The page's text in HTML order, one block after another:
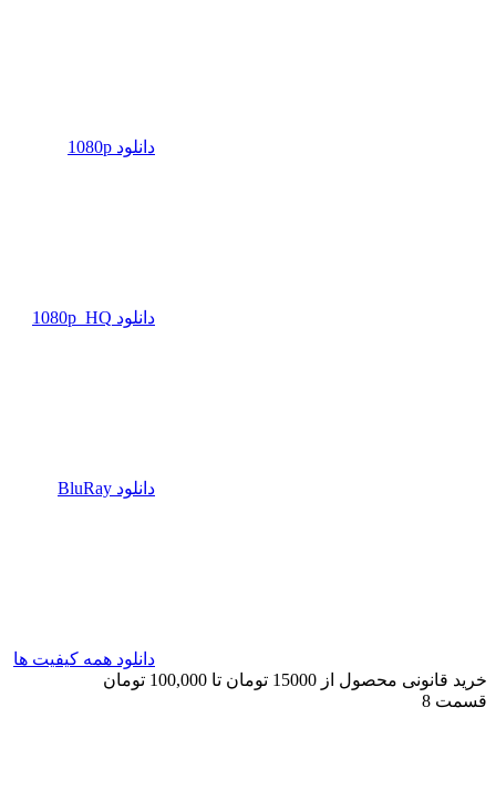
دانلود 1080p
دانلود 1080p_HQ
دانلود BluRay
دانلود همه کیفیت ها
خرید قانونی محصول از 15000 تومان تا 100,000 تومان
قسمت 8